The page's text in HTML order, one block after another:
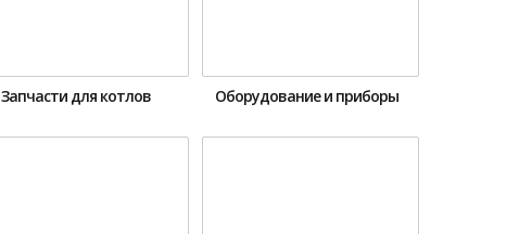
Запчасти для котлов Оборудование и приборы